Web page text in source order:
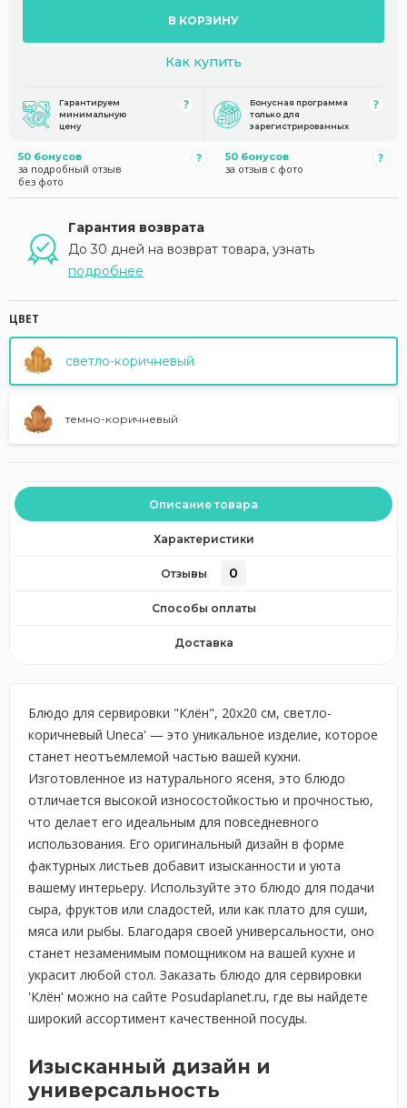
В КОРЗИНУ
Как купить
Гарантируем
минимальную
цену
Бонусная программа
только для
зарегистрированных
50 бонусов
за подробный отзыв
без фото
50 бонусов
за отзыв с фото
Гарантия возврата
До 30 дней на возврат товара, узнать
подробнее
ЦВЕТ
светло-коричневый
темно-коричневый
Описание товара
Характеристики
Отзывы 0
Способы оплаты
Доставка
Блюдо для сервировки "Клён", 20x20 см, светло-
коричневый Uneca' — это уникальное изделие, которое
станет неотъемлемой частью вашей кухни.
Изготовленное из натурального ясеня, это блюдо
отличается высокой износостойкостью и прочностью,
что делает его идеальным для повседневного
использования. Его оригинальный дизайн в форме
фактурных листьев добавит изысканности и уюта
вашему интерьеру. Используйте это блюдо для подачи
сыра, фруктов или сладостей, или как плато для суши,
мяса или рыбы. Благодаря своей универсальности, оно
станет незаменимым помощником на вашей кухне и
украсит любой стол. Заказать блюдо для сервировки
'Клён' можно на сайте Posudaplanet.ru, где вы найдете
широкий ассортимент качественной посуды.
Изысканный дизайн и
универсальность